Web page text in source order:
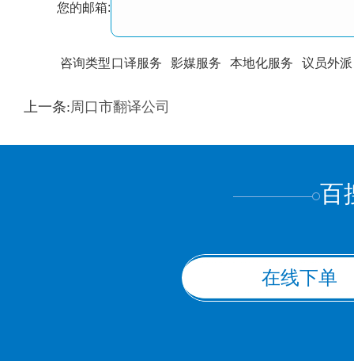
您的邮箱:
咨询类型口译服务 影媒服务 本地化服务 议员外派
训翻译 标准级
上一条:周口市翻译公司
百
在线下单